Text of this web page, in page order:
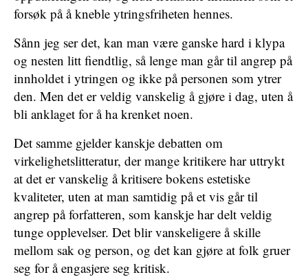
forsøk på å kneble ytringsfriheten hennes.
Sånn jeg ser det, kan man være ganske hard i klypa
og nesten litt fiendtlig, så lenge man går til angrep på
innholdet i ytringen og ikke på personen som ytrer
den. Men det er veldig vanskelig å gjøre i dag, uten å
bli anklaget for å ha krenket noen.
Det samme gjelder kanskje debatten om
virkelighetslitteratur, der mange kritikere har uttrykt
at det er vanskelig å kritisere bokens estetiske
kvaliteter, uten at man samtidig på et vis går til
angrep på forfatteren, som kanskje har delt veldig
tunge opplevelser. Det blir vanskeligere å skille
mellom sak og person, og det kan gjøre at folk gruer
seg for å engasjere seg kritisk.